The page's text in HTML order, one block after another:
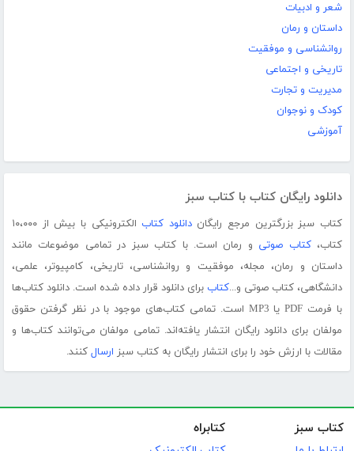
شعر و ادبیات
داستان و رمان
روانشناسی و موفقیت
تاریخی و اجتماعی
مدیریت و تجارت
کودک و نوجوان
آموزشی
دانلود رایگان کتاب با کتاب سبز
کتاب سبز بزرگترین مرجع رایگاندانلود کتاب
الکترونیکی با بیش از ۱۰،۰۰۰
کتاب،کتاب صوتی و رمان است. با کتاب سبز در تمامی موضوعات مانند
داستان و رمان، مجله، موفقیت و روانشناسی، تاریخی، کامپیوتر، علمی،
دانشگاهی، کتاب صوتی و...کتاب برای دانلود قرار داده شده است. دانلود کتاب‌ها
با فرمت PDF یا MP3 است. تمامی کتاب‌های موجود با در نظر گرفتن حقوق
مولفان برای دانلود رایگان انتشار یافته‌اند. تمامی مولفان می‌توانند کتاب‌ها و
مقالات با ارزش خود را برای انتشار رایگان به کتاب سبز ارسال کنند.
کتاب سبز کتابراه